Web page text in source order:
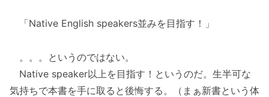
「Native English speakers並みを目指す！」
。。。というのではない。
Native speaker以上を目指す！というのだ。生半可な
気持ちで本書を手に取ると後悔する。（まぁ新書という体